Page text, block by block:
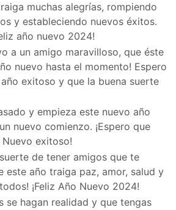
muchas alegrías, rompiendo
y estableciendo nuevos éxitos.
año nuevo 2024!
a un amigo maravilloso, que éste
nuevo hasta el momento! Espero
exitoso y que la buena suerte
y empieza este nuevo año
nuevo comienzo. ¡Espero que
exitoso!
de tener amigos que te
este año traiga paz, amor, salud y
¡Feliz Año Nuevo 2024!
se hagan realidad y que tengas